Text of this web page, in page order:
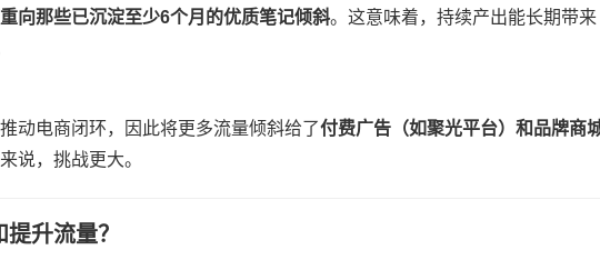
向那些已沉淀至少6个月的优质笔记倾斜​​。这意味着，持续产出能长期带来
动电商闭环，因此将更多流量倾斜给了​付费广告（如聚光平台）和品牌商
说，挑战更大。
升流量？